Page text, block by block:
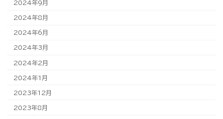
2024年9月
2024年8月
2024年6月
2024年3月
2024年2月
2024年1月
2023年12月
2023年8月